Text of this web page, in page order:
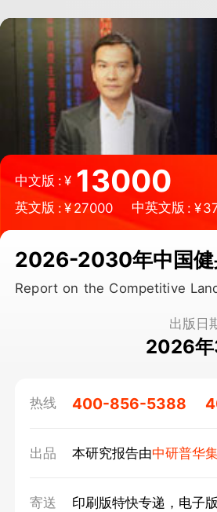
中文版 : ¥ 13000
英文版 : ¥27000 中英文版 : ¥
2026-2030年中国健
Report on the Competitive
出版日
2026年
热线 400-856-5388
出品 本研究报告由中研普华
寄送 印刷版特快专递，电子